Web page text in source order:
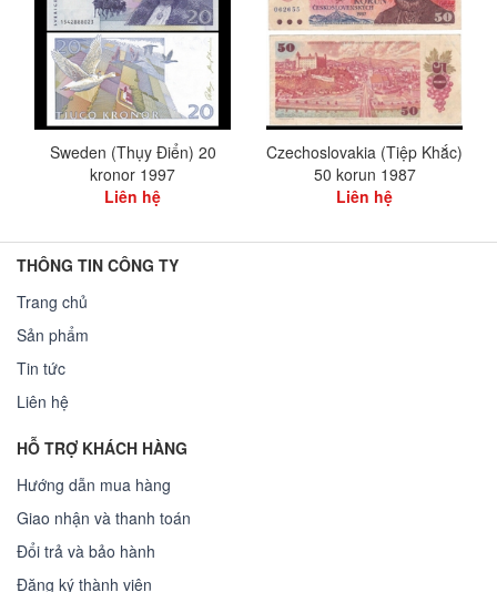
Sweden (Thụy Điển) 20
kronor 1997
Liên hệ
Czechoslovakia (Tiệp Khắc)
50 korun 1987
Liên hệ
THÔNG TIN CÔNG TY
Trang chủ
Sản phẩm
Tin tức
Liên hệ
HỖ TRỢ KHÁCH HÀNG
Hướng dẫn mua hàng
Giao nhận và thanh toán
Đổi trả và bảo hành
Đăng ký thành viên